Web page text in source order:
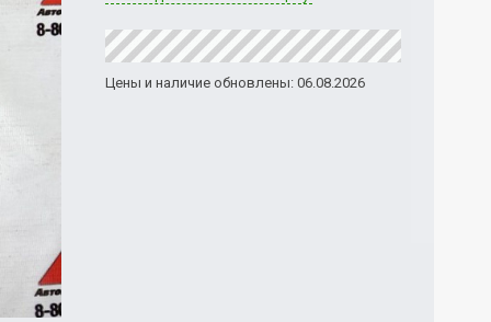
Цены и наличие обновлены: 06.08.2026